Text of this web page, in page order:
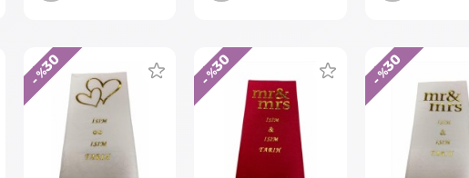
en kaliteli kişiselleştirilmiş yaldız baskılı peçeteleri sağlamayı taahhüt ediyoruz.
tam olarak ihtiyaç duydukları şey olduğundan emin olmak için müşterilerimizle
detaylara gösterdiğimiz özen ve müşteri memnuniyeti taahhüdümüzle gurur
yaldız baskılı peçeteler, herhangi bir olaya veya duruma zarafet ve
göre özelleştirilebilen çok çeşitli özel peçeteler sunuyoruz. İster markanızı
- %
30
- %
30
- %
30